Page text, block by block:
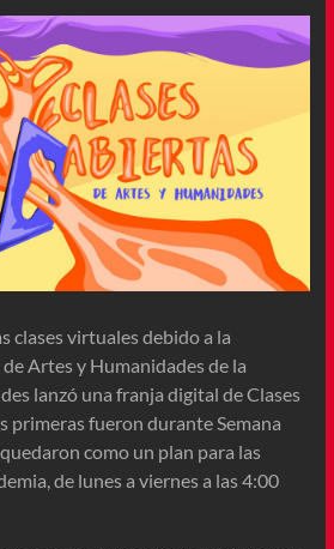
clases virtuales debido a la
Artes y Humanidades de la
lanzó una franja digital de Clases
primeras fueron durante Semana
como un plan para las
de lunes a viernes a las 4:00